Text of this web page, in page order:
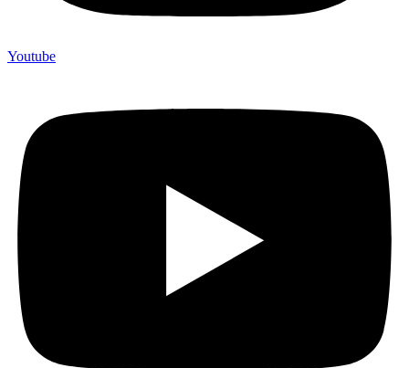
Youtube